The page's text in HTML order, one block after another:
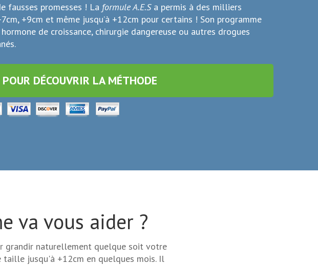
fausses promesses ! La formule A.E.Sa permis à des milliers
+9cm et même jusqu’à +12cm pour certains ! Son programme
de croissance, chirurgie dangereuse ou autres drogues
DÉCOUVRIR LA MÉTHODE
va vous aider ?
grandir naturellement quelque soit votre
jusqu'à +12cm en quelques mois. Il